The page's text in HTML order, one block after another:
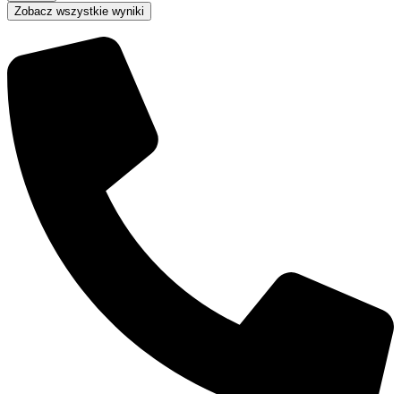
Zobacz wszystkie wyniki